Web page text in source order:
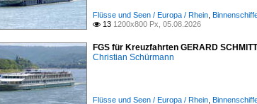
Flüsse und Seen / Europa / Rhein
 13 1200x800 Px, 05.08.2026
FGS für Kreuzfahrten GERARD
Christian Schürmann
Flüsse und Seen / Europa / Rhein